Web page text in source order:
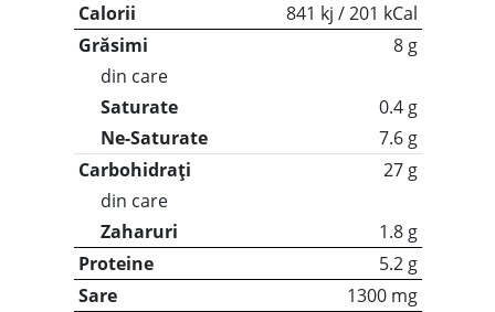
Calorii
841 kj / 201 kCal
Grăsimi
8 g
din care
Saturate
0.4 g
Ne-Saturate
7.6 g
Carbohidrați
27 g
din care
Zaharuri
1.8 g
Proteine
5.2 g
Sare
1300 mg